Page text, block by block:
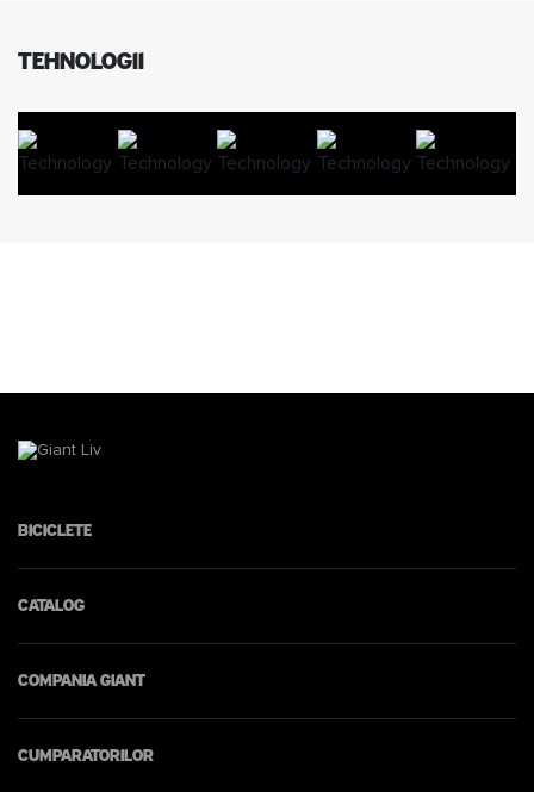
TEHNOLOGII
Biciclete
Catalog
Compania Giant
Cumparatorilor